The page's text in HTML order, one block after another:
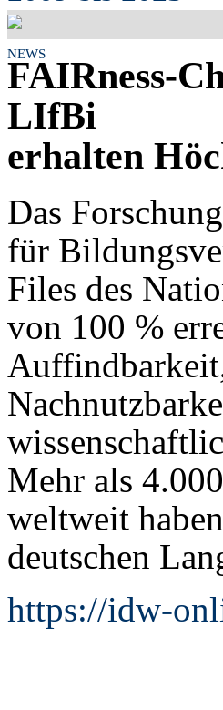
NEWS
FAIRness-
LIfBi
erhalten
Das
für
Files des
von 100 %
Mehr als
weltweit
deutschen
https://idw-